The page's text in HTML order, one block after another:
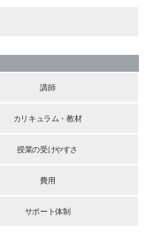
講師
カリキュラム・教材
授業の受けやすさ
費用
サポート体制